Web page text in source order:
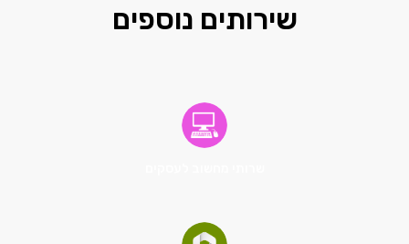
שירותים נוספים